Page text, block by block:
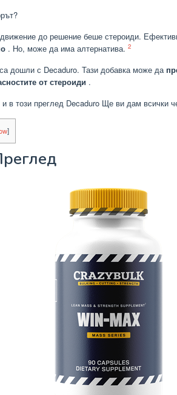
до решение беше стероиди.
. Но, може да има алтернатива. 2
дошли с Decaduro. Тази добавка може да
от стероиди .
и в този преглед Decaduro Ще ви дам всички
]